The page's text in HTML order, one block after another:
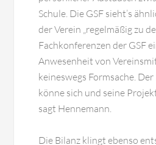
Schule. Die GSF sieht’s
der Verein „regelmäßig zu
Fachkonferenzen der GSF
Anwesenheit von
keineswegs Formsache.
könne sich und seine
sagt Hennemann.
Die Bilanz klingt ebenso